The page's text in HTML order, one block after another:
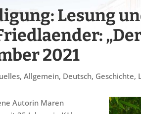
Lesung
2021
,Allgemein, Deutsch, Geschichte,
Autorin Maren